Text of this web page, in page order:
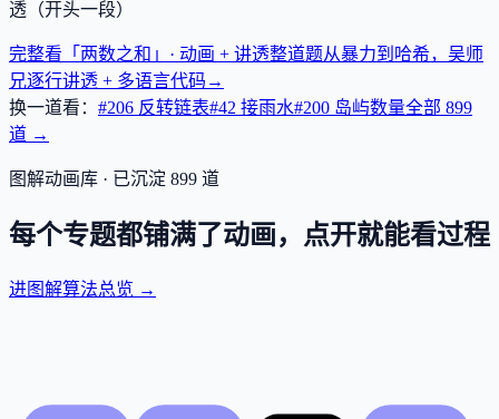
透（开头一段）
完整看「两数之和」· 动画 + 讲透整道题从暴力到哈希，吴师
兄逐行讲透 + 多语言代码 →
换一道看： #206 反转链表#42 接雨水#200 岛屿数量全部 899
道 →
图解动画库 · 已沉淀 899 道
每个专题都铺满了动画，点开就能看过程
进图解算法总览 →